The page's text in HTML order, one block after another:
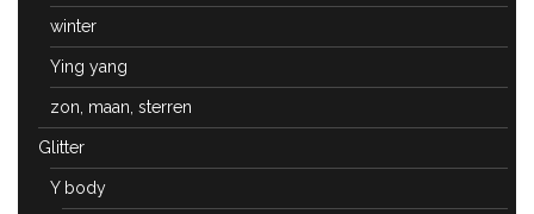
winter
Ying yang
zon, maan, sterren
Glitter
Y body